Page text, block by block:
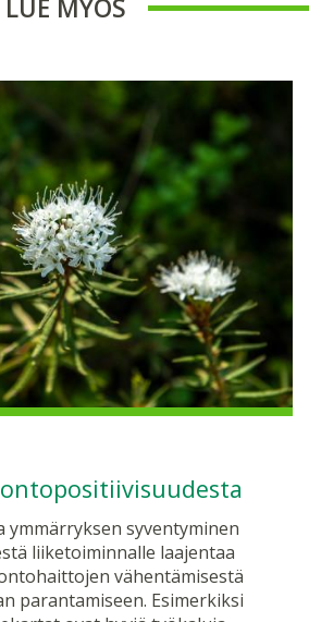
LUE MYÖS
ymmärryksen syventyminen
liiketoiminnalle laajentaa
vähentämisestä
parantamiseen. Esimerkiksi